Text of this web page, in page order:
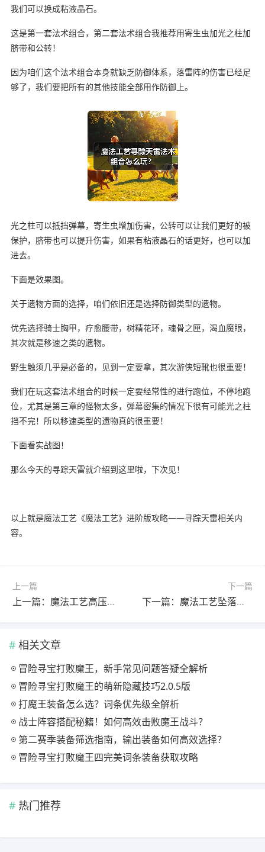
我们可以换成粘液晶石。
这是第一套法术组合，第二套法术组合我推荐用寄生虫加光之柱加
脐带和公转！
因为咱们这个法术组合本身就缺乏防御体系，落雷阵的伤害已经足
够了，我们要把所有的其他技能全部用作防御上。
光之柱可以抵挡弹幕，寄生虫增加伤害，公转可以让我们更好的被
保护，脐带也可以提升伤害，如果有粘液晶石的话更好，也可以加
进去。
下面是效果图。
关于遗物方面的选择，咱们依旧还是选择防御类型的遗物。
优先选择骑士胸甲，疗愈腰带，树精花环，魂骨之匣，渴血魔眼，
其次就是移速之类的遗物。
野生触须几乎是必备的，见到一定要拿，其次游侠短靴也很重要！
我们在玩这套法术组合的时候一定要经常性的进行跑位，不停地跑
位，尤其是第三章的怪物太多，弹幕密集的情况下很有可能光之柱
挡不完！所以移速类型的遗物真的很重要！
下面看实战图！
那么今天的寻踪天雷就介绍到这里啦，下次见！
以上就是魔法工艺《魔法工艺》进阶版攻略——寻踪天雷相关内
容。
上一篇
上一篇：魔法工艺高压召唤怎么玩？法杖组合搭配攻略分享
下一篇
下一篇：魔法工艺坠落反弹法术全解析：如何打造高爆发输出？
相关文章
冒险寻宝打败魔王，新手常见问题答疑全解析
冒险寻宝打败魔王的萌新隐藏技巧2.0.5版
打魔王装备怎么选？词条优先级全解析
战士阵容搭配秘籍！如何高效击败魔王战斗？
第二赛季装备筛选指南，输出装备如何高效选择？
冒险寻宝打败魔王四完美词条装备获取攻略
热门推荐